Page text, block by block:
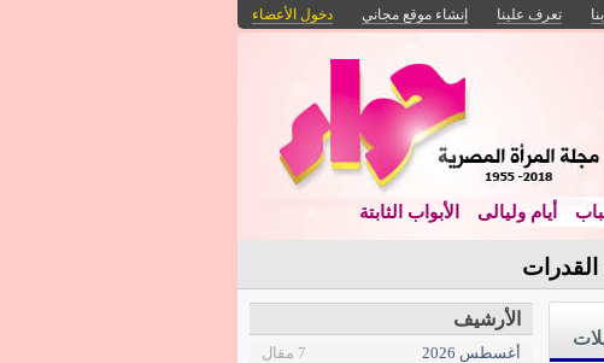
تعرف علينا إنشاء موقع مجاني دخول الأعضاء
أيام وليالى الأبواب الثابتة
الأرشيف
أغسطس 2026
7 مقال